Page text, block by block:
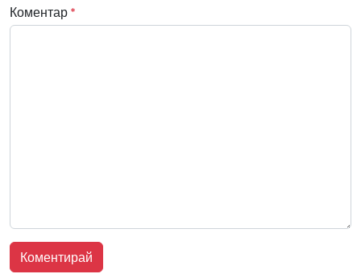
Коментар *